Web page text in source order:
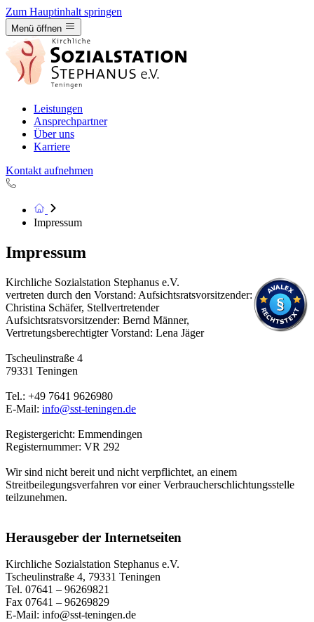
Zum Hauptinhalt springen
Hauptmenü öffnen
Menü öffnen
Leistungen
Ansprechpartner
Über uns
Karriere
Kontakt aufnehmen
Zur Startseite
Impressum
Impressum
Kirchliche Sozialstation Stephanus e.V.
vertreten durch den Vorstand: Aufsichtsratsvorsitzender:
Christina Schäfer, Stellvertretender
Aufsichtsratsvorsitzender: Bernd Männer,
Vertretungsberechtigter Vorstand: Lena Jäger
Tscheulinstraße 4
79331 Teningen
Tel.: +49 7641 9626980
E-Mail: info@sst-teningen.de
Registergericht: Emmendingen
Registernummer: VR 292
Wir sind nicht bereit und nicht verpflichtet, an einem
Streitbeilegungsverfahren vor einer Verbraucherschlichtungsstelle
teilzunehmen.
Herausgeber der Internetseiten
Kirchliche Sozialstation Stephanus e.V.
Tscheulinstraße 4, 79331 Teningen
Tel. 07641 – 96269821
Fax 07641 – 96269829
E-Mail: info@sst-teningen.de